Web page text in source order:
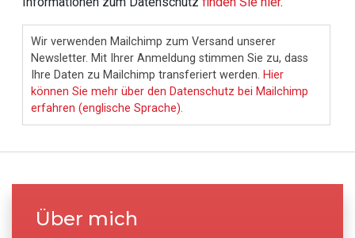
Wir verwenden Mailchimp zum Versand unserer
Newsletter. Mit Ihrer Anmeldung stimmen Sie zu, dass
Ihre Daten zu Mailchimp transferiert werden. Hier
können Sie mehr über den Datenschutz bei Mailchimp
erfahren (englische Sprache).
Über mich